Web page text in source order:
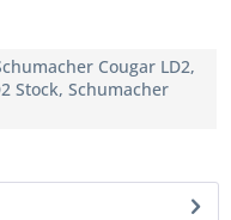
Cougar LD2,
Stock, Schumacher